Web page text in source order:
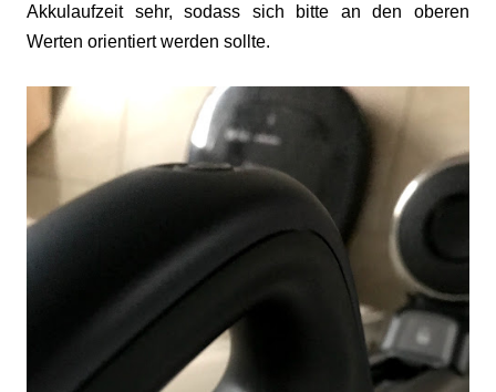
Akkulaufzeit sehr, sodass sich bitte an den oberen
Werten orientiert werden sollte.